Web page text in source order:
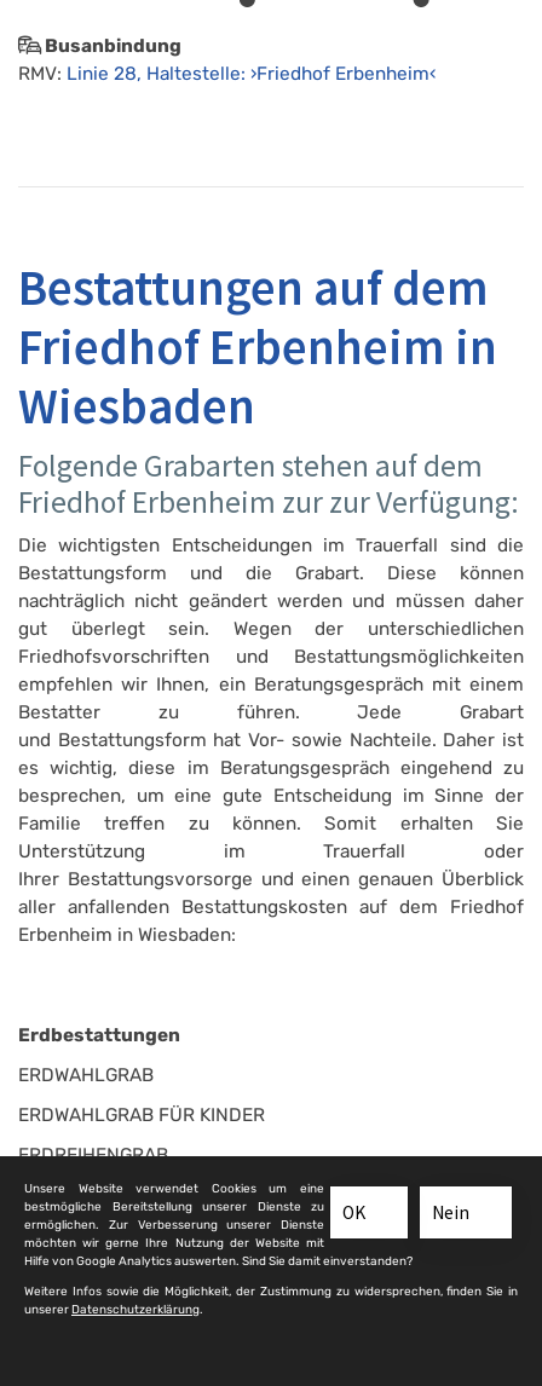
Busanbindung
RMV: Linie 28, Haltestelle: ›Friedhof Erbenheim‹
Bestattungen auf dem
Friedhof Erbenheim in
Wiesbaden
Folgende Grabarten stehen auf dem
Friedhof Erbenheim zur zur Verfügung:
Die wichtigsten Entscheidungen im Trauerfall sind die
Bestattungsform und die Grabart. Diese können
nachträglich nicht geändert werden und müssen daher
gut überlegt sein. Wegen der unterschiedlichen
Friedhofsvorschriften und Bestattungsmöglichkeiten
empfehlen wir Ihnen, ein Beratungsgespräch mit einem
Bestatter zu führen. Jede Grabart
und Bestattungsform hat Vor- sowie Nachteile. Daher ist
es wichtig, diese im Beratungsgespräch eingehend zu
besprechen, um eine gute Entscheidung im Sinne der
Familie treffen zu können. Somit erhalten Sie
Unterstützung im Trauerfall oder
Ihrer Bestattungsvorsorge und einen genauen Überblick
aller anfallenden Bestattungskosten auf dem Friedhof
Erbenheim in Wiesbaden:
Erdbestattungen
ERDWAHLGRAB
ERDWAHLGRAB FÜR KINDER
ERDREIHENGRAB
ERDREIHENGRAB FÜR KINDER
Feuerbestattungen
URNENWAHLGRAB
Nein
OK
Unsere Website verwendet Cookies um eine
bestmögliche Bereitstellung unserer Dienste zu
ermöglichen. Zur Verbesserung unserer Dienste
möchten wir gerne Ihre Nutzung der Website mit
Hilfe von Google Analytics auswerten. Sind Sie damit einverstanden?
Weitere Infos sowie die Möglichkeit, der Zustimmung zu widersprechen, finden Sie in
unsererDatenschutzerklärung.